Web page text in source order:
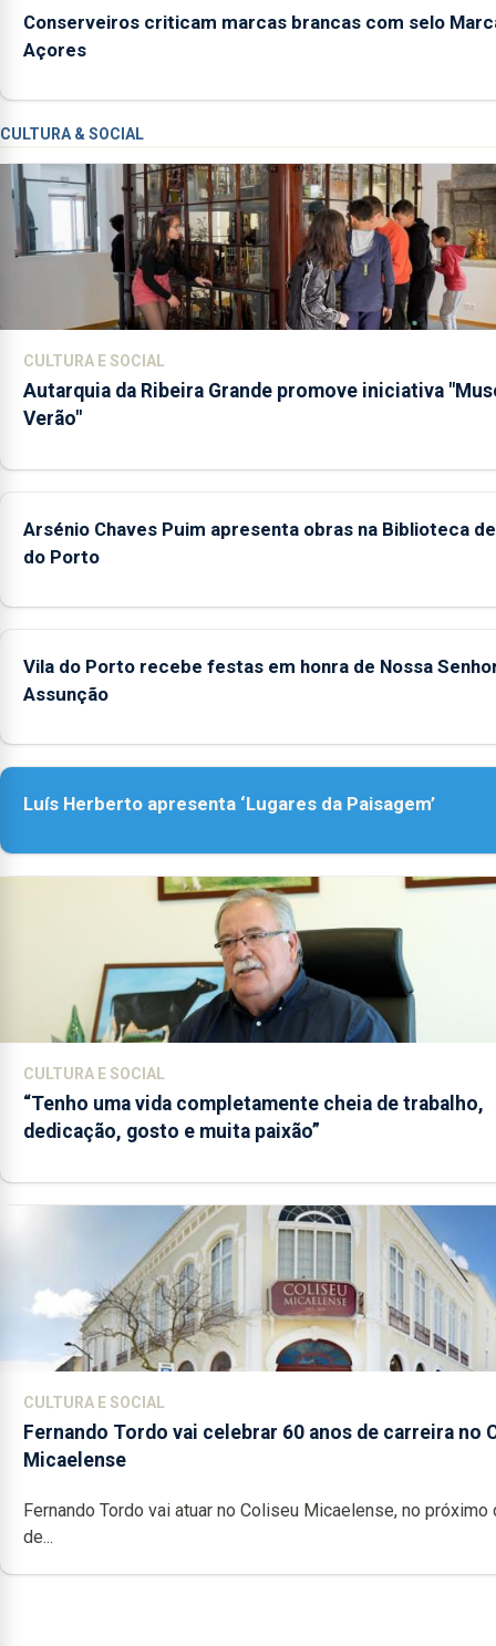
Conserveiros criticam marcas brancas com selo
Açores
CULTURA & SOCIAL
CULTURA E SOCIAL
Autarquia da Ribeira Grande promove iniciativa
Verão"
Arsénio Chaves Puim apresenta obras na Biblioteca
do Porto
Vila do Porto recebe festas em honra de Nossa
Assunção
Luís Herberto apresenta ‘Lugares da Paisagem’
CULTURA E SOCIAL
“Tenho uma vida completamente cheia de trabalho,
dedicação, gosto e muita paixão”
CULTURA E SOCIAL
Fernando Tordo vai celebrar 60 anos de carreira no
Micaelense
Fernando Tordo vai atuar no Coliseu Micaelense, no próximo
de...